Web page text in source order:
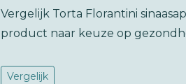
Vergelijk Torta Florantini
product naar keuze op
Vergelijk